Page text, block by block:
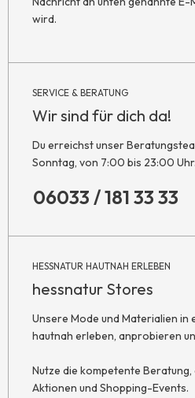
wird.
SERVICE & BERATUNG
Wir sind für dich da!
Du erreichst unser
Sonntag, von 7:00 bis 23:00 Uhr.
06033 / 181 33 33
HESSNATUR HAUTNAH ERLEBEN
hessnatur Stores
Unsere Mode und Materialien
hautnah erleben, anprobieren
Nutze die kompetente
Aktionen und Shopping-Events.